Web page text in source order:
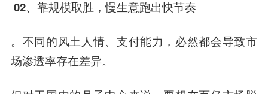
02、 靠规模取胜，慢生意跑出快节奏
。不同的风土人情、支付能力，必然都会导致市
场渗透率存在差异。